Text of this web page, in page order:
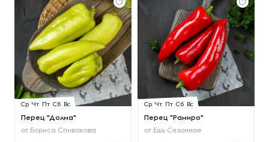
Ср Чт Пт Сб Вс
Перец "Долма"
от Бориса Спивакова
Ср Чт Пт Сб Вс
Перец "Рамиро"
от Ешь Сезонное